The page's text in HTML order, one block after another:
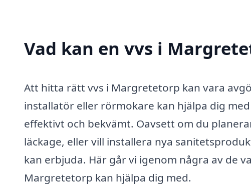
Vad kan en vvs i
Att hitta rätt vvs i Margretetorp kan vara
installatör eller rörmokare kan hjälpa dig
effektivt och bekvämt. Oavsett om du
läckage, eller vill installera nya
kan erbjuda. Här går vi igenom några av de
Margretetorp kan hjälpa dig med.